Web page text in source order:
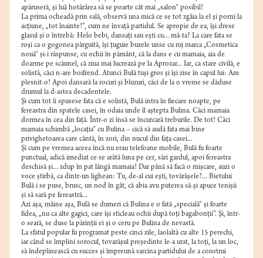
apăruseră, şi luă hotărârea să se poarte cât mai „salon” posibil!
La prima ocheadă prin sală, observă una mică ce se tot zgâia la el şi porni la
acţiune, „tot înainte!”, cum ne învaţă partidul. Se apropie de ea, îşi drese
glasul şi o întrebă: Helo bebi, dansaţi sau eşti cu... mă-ta? La care fata se
roşi ca o gogonea pârguită, îşi ţuguie buzele unse cu ruj marca „Cosmetica
nouă” şi-i răspunse, cu ochii în pământ, că la dans e cu mamaia, aia de
doarme pe scăunel, că ziua mai lucrează pe la Aprozar... Iar, ca stare civilă, e
solistă, căci n-are boifrend. Atunci Bulă tuşi gros şi îşi zise în capul lui: Am
plesnit-o! Apoi dansară la rocuri şi bluzuri, căci de la o vreme se dăduse
drumul la d-astea decadentele.
Şi cum tot îi spusese fata că e solistă, Bulă intra în fiecare noapte, pe
fereastra din spatele casei, în odaia unde îl aştepta Bulina. Căci mamaia
dormea în cea din faţă. Într-o zi însă se încurcară treburile. De tot! Căci
mamaia schimbă „locaţia” cu Bulina – cică să audă fata mai bine
privighetoarea care cântă, în zori, din nucul din faţa casei...
Şi cum pe vremea aceea încă nu erau telefoane mobile, Bulă fu foarte
punctual, adică imediat ce se arătă luna pe cer, sări gardul, apoi fereastra
deschisă şi... zdup în pat lângă mamaia! Dar până să facă o mişcare, auzi o
voce ştirbă, ca dintr-un lighean: Tu, de-al cui eşti, tovărăşele?... Bietului
Bulă i se puse, brusc, un nod în gât, că abia avu puterea să-şi apuce tenişii
şi să sară pe fereastră...
Azi aşa, mâine aşa, Bulă se dumeri că Bulina e o fată „specială” şi foarte
fidea, „nu ca alte gagici, care îşi sticleau ochii după toţi bagabonţii”. Şi, într-
o seară, se duse la părinţii ei şi o ceru pe Bulina de nevastă.
La sfatul popular fu programat peste cinci zile, laolaltă cu alte 15 perechi,
iar când se împlini sorocul, tovarăşul preşedinte le-a urat, la toţi, la un loc,
să îndeplinească cu succes şi împreună sarcina partidului de a construi